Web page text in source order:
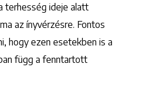
terhesség ideje alatt
az ínyvérzésre. Fontos
hogy ezen esetekben is a
függ a fenntartott